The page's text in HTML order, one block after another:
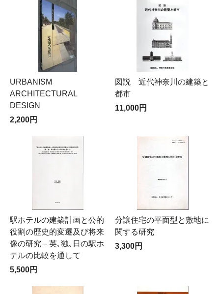
URBANISM
ARCHITECTURAL
DESIGN
2,200円
図説 近代神奈川の建築と
都市
11,000円
駅ホテルの建築計画と公的
役割の歴史的変遷及び将来
像の研究－英､独､日の駅ホ
テルの比較を通して
5,500円
分譲住宅の平面型と敷地に
関する研究
3,300円